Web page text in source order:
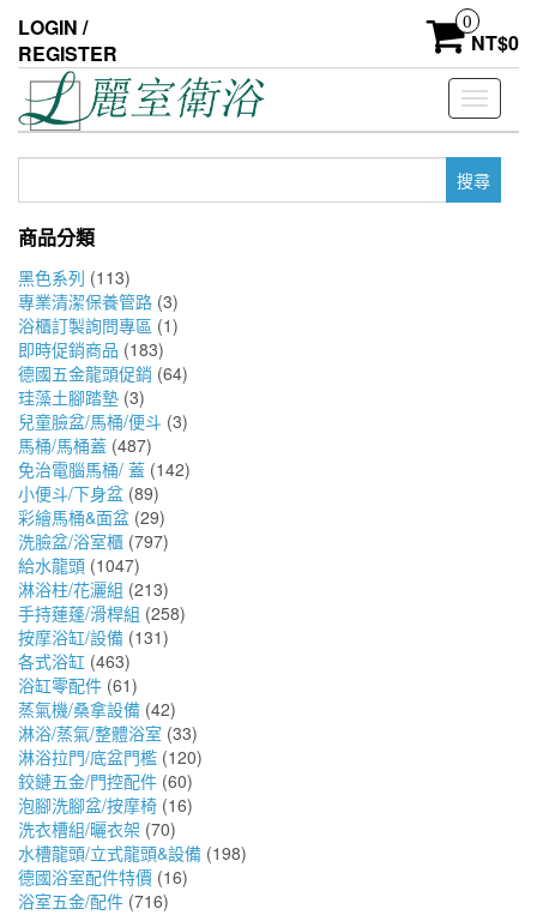
the
content
LOGIN /
REGISTER
0
NT$0
Toggle
鍵
商品分類
黑色系列 (113)
專業清潔保養管路 (3)
浴櫃訂製詢問專區 (1)
即時促銷商品 (183)
德國五金龍頭促銷 (64)
珪藻土腳踏墊 (3)
兒童臉盆/馬桶/便斗 (3)
馬桶/馬桶蓋 (487)
免治電腦馬桶/ 蓋 (142)
小便斗/下身盆 (89)
彩繪馬桶&面盆 (29)
洗臉盆/浴室櫃 (797)
給水龍頭 (1047)
淋浴柱/花灑組 (213)
手持蓮蓬/滑桿組 (258)
按摩浴缸/設備 (131)
各式浴缸 (463)
浴缸零配件 (61)
蒸氣機/桑拿設備 (42)
淋浴/蒸氣/整體浴室 (33)
淋浴拉門/底盆門檻 (120)
鉸鏈五金/門控配件 (60)
泡腳洗腳盆/按摩椅 (16)
洗衣槽組/曬衣架 (70)
水槽龍頭/立式龍頭&設備 (198)
德國浴室配件特價 (16)
浴室五金/配件 (716)